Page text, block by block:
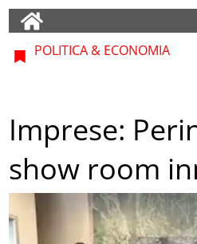
POLITICA & ECONOMIA
Imprese:
show room